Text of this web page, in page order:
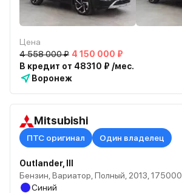
Цена
4 558 000 ₽ 4 150 000 ₽
В кредит от 48310 ₽ /мес.
Воронеж
Mitsubishi
ПТС оригинал Один владелец
Outlander, III
Бензин, Вариатор, Полный, 2013, 175000
Синий